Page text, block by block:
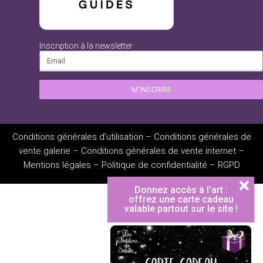
Donnez accès à l'art :
offrez une carte cadeau
valable partout sur le site !
Inscription à la newsletter
M'INSCRIRE
Conditions générales d’utilisation – Conditions générales de
vente galerie – Conditions générales de vente internet –
Mentions légales – Politique de confidentialité – RGPD